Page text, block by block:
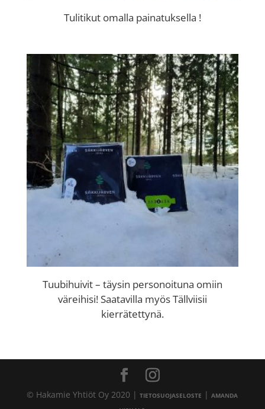
Tulitikut omalla painatuksella !
Tuubihuivit – täysin personoituna omiin
väreihisi! Saatavilla myös Tällviisii
kierrätettynä.
© Hakamie Yhtiöt Oy 2020 |TIETOSUOJASELOSTE |AMANDA